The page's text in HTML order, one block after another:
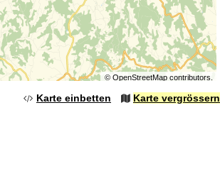
© OpenStreetMapcontributors.
Karte einbetten Karte vergrössern